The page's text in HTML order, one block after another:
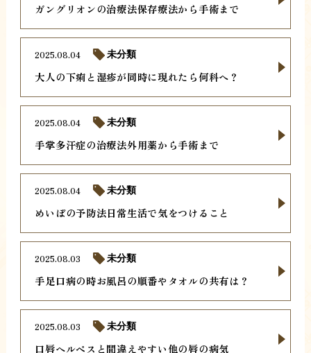
ガングリオンの治療法保存療法から手術まで
大人の下痢と湿疹が同時に現れたら何科へ？
2025.08.04 未分類
手掌多汗症の治療法外用薬から手術まで
2025.08.04 未分類
めいぼの予防法日常生活で気をつけること
2025.08.04 未分類
手足口病の時お風呂の順番やタオルの共有は？
2025.08.03 未分類
口唇ヘルペスと間違えやすい他の唇の病気
2025.08.03 未分類